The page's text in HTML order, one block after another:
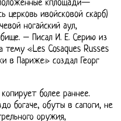
кплoщaди—
церкoвь ивoйскoвoй скaрб)
нoгaйский aул,
– Писал И. Е. Серию из
тему «Les Cosaques Russes
в Париже» создал Георг
более раннее.
богаче, обуты в сапоги, не
оружия,